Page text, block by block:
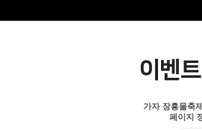
이벤
가자 장흥물축
페이지